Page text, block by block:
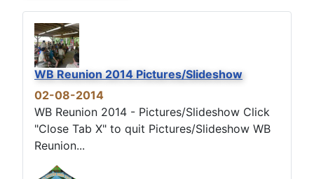
WB Reunion 2014 Pictures/Slideshow
02-08-2014
WB Reunion 2014 - Pictures/Slideshow Click
"Close Tab X" to quit Pictures/Slideshow WB
Reunion...